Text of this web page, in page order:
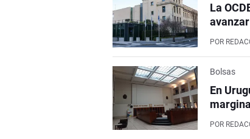
La
POR
Bolsas
En
POR